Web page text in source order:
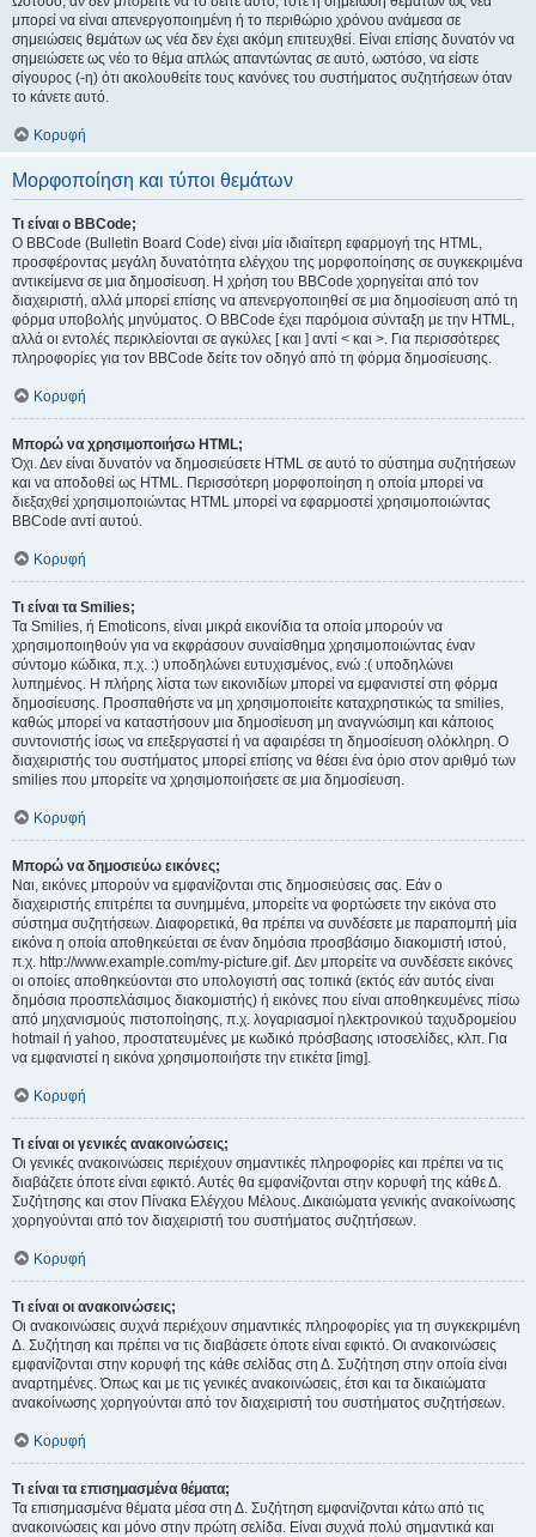
μπορεί να είναι απενεργοποιημένη ή το περιθώριο χρόνου ανάμεσα σε
σημειώσεις θεμάτων ως νέα δεν έχει ακόμη επιτευχθεί. Είναι επίσης δυνατόν να
σημειώσετε ως νέο το θέμα απλώς απαντώντας σε αυτό, ωστόσο, να είστε
σίγουρος (-η) ότι ακολουθείτε τους κανόνες του συστήματος συζητήσεων όταν
το κάνετε αυτό.
Κορυφή
Μορφοποίηση και τύποι θεμάτων
Τι είναι ο BBCode;
Ο BBCode (Bulletin Board Code) είναι μία ιδιαίτερη εφαρμογή της HTML,
προσφέροντας μεγάλη δυνατότητα ελέγχου της μορφοποίησης σε συγκεκριμένα
αντικείμενα σε μια δημοσίευση. Η χρήση του BBCode χορηγείται από τον
διαχειριστή, αλλά μπορεί επίσης να απενεργοποιηθεί σε μια δημοσίευση από τη
φόρμα υποβολής μηνύματος. Ο BBCode έχει παρόμοια σύνταξη με την HTML,
αλλά οι εντολές περικλείονται σε αγκύλες [ και ] αντί < και >. Για περισσότερες
πληροφορίες για τον BBCode δείτε τον οδηγό από τη φόρμα δημοσίευσης.
Κορυφή
Μπορώ να χρησιμοποιήσω HTML;
Όχι. Δεν είναι δυνατόν να δημοσιεύσετε HTML σε αυτό το σύστημα συζητήσεων
και να αποδοθεί ως HTML. Περισσότερη μορφοποίηση η οποία μπορεί να
διεξαχθεί χρησιμοποιώντας HTML μπορεί να εφαρμοστεί χρησιμοποιώντας
BBCode αντί αυτού.
Κορυφή
Τι είναι τα Smilies;
Τα Smilies, ή Emoticons, είναι μικρά εικονίδια τα οποία μπορούν να
χρησιμοποιηθούν για να εκφράσουν συναίσθημα χρησιμοποιώντας έναν
σύντομο κώδικα, π.χ. :) υποδηλώνει ευτυχισμένος, ενώ :( υποδηλώνει
λυπημένος. Η πλήρης λίστα των εικονιδίων μπορεί να εμφανιστεί στη φόρμα
δημοσίευσης. Προσπαθήστε να μη χρησιμοποιείτε καταχρηστικώς τα smilies,
καθώς μπορεί να καταστήσουν μια δημοσίευση μη αναγνώσιμη και κάποιος
συντονιστής ίσως να επεξεργαστεί ή να αφαιρέσει τη δημοσίευση ολόκληρη. Ο
διαχειριστής του συστήματος μπορεί επίσης να θέσει ένα όριο στον αριθμό των
smilies που μπορείτε να χρησιμοποιήσετε σε μια δημοσίευση.
Κορυφή
Μπορώ να δημοσιεύω εικόνες;
Ναι, εικόνες μπορούν να εμφανίζονται στις δημοσιεύσεις σας. Εάν ο
διαχειριστής επιτρέπει τα συνημμένα, μπορείτε να φορτώσετε την εικόνα στο
σύστημα συζητήσεων. Διαφορετικά, θα πρέπει να συνδέσετε με παραπομπή μία
εικόνα η οποία αποθηκεύεται σε έναν δημόσια προσβάσιμο διακομιστή ιστού,
π.χ. http://www.example.com/my-picture.gif. Δεν μπορείτε να συνδέσετε εικόνες
οι οποίες αποθηκεύονται στο υπολογιστή σας τοπικά (εκτός εάν αυτός είναι
δημόσια προσπελάσιμος διακομιστής) ή εικόνες που είναι αποθηκευμένες πίσω
από μηχανισμούς πιστοποίησης, π.χ. λογαριασμοί ηλεκτρονικού ταχυδρομείου
hotmail ή yahoo, προστατευμένες με κωδικό πρόσβασης ιστοσελίδες, κλπ. Για
να εμφανιστεί η εικόνα χρησιμοποιήστε την ετικέτα [img].
Κορυφή
Τι είναι οι γενικές ανακοινώσεις;
Οι γενικές ανακοινώσεις περιέχουν σημαντικές πληροφορίες και πρέπει να τις
διαβάζετε όποτε είναι εφικτό. Αυτές θα εμφανίζονται στην κορυφή της κάθε Δ.
Συζήτησης και στον Πίνακα Ελέγχου Μέλους. Δικαιώματα γενικής ανακοίνωσης
χορηγούνται από τον διαχειριστή του συστήματος συζητήσεων.
Κορυφή
Τι είναι οι ανακοινώσεις;
Οι ανακοινώσεις συχνά περιέχουν σημαντικές πληροφορίες για τη συγκεκριμένη
Δ. Συζήτηση και πρέπει να τις διαβάσετε όποτε είναι εφικτό. Οι ανακοινώσεις
εμφανίζονται στην κορυφή της κάθε σελίδας στη Δ. Συζήτηση στην οποία είναι
αναρτημένες. Όπως και με τις γενικές ανακοινώσεις, έτσι και τα δικαιώματα
ανακοίνωσης χορηγούνται από τον διαχειριστή του συστήματος συζητήσεων.
Κορυφή
Τι είναι τα επισημασμένα θέματα;
Τα επισημασμένα θέματα μέσα στη Δ. Συζήτηση εμφανίζονται κάτω από τις
ανακοινώσεις και μόνο στην πρώτη σελίδα. Είναι συχνά πολύ σημαντικά και